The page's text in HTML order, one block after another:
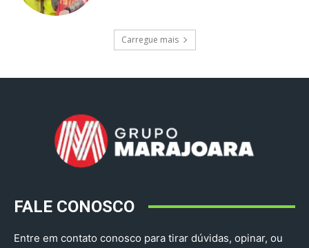
Carregue mais
FALE CONOSCO
Entre em contato conosco para tirar dúvidas, opinar, ou